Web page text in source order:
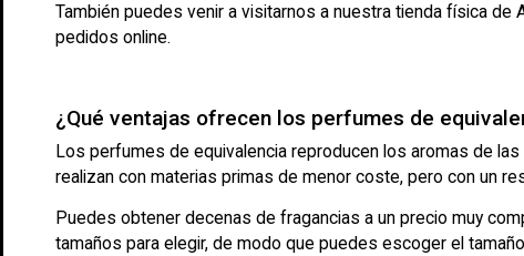
También puedes venir a visitarnos a nuestra tienda física
pedidos online.
¿Qué ventajas ofrecen los perfumes de
Los perfumes de equivalencia reproducen los aromas de
realizan con materias primas de menor coste, pero con un
Puedes obtener decenas de fragancias a un precio muy
tamaños para elegir, de modo que puedes escoger el